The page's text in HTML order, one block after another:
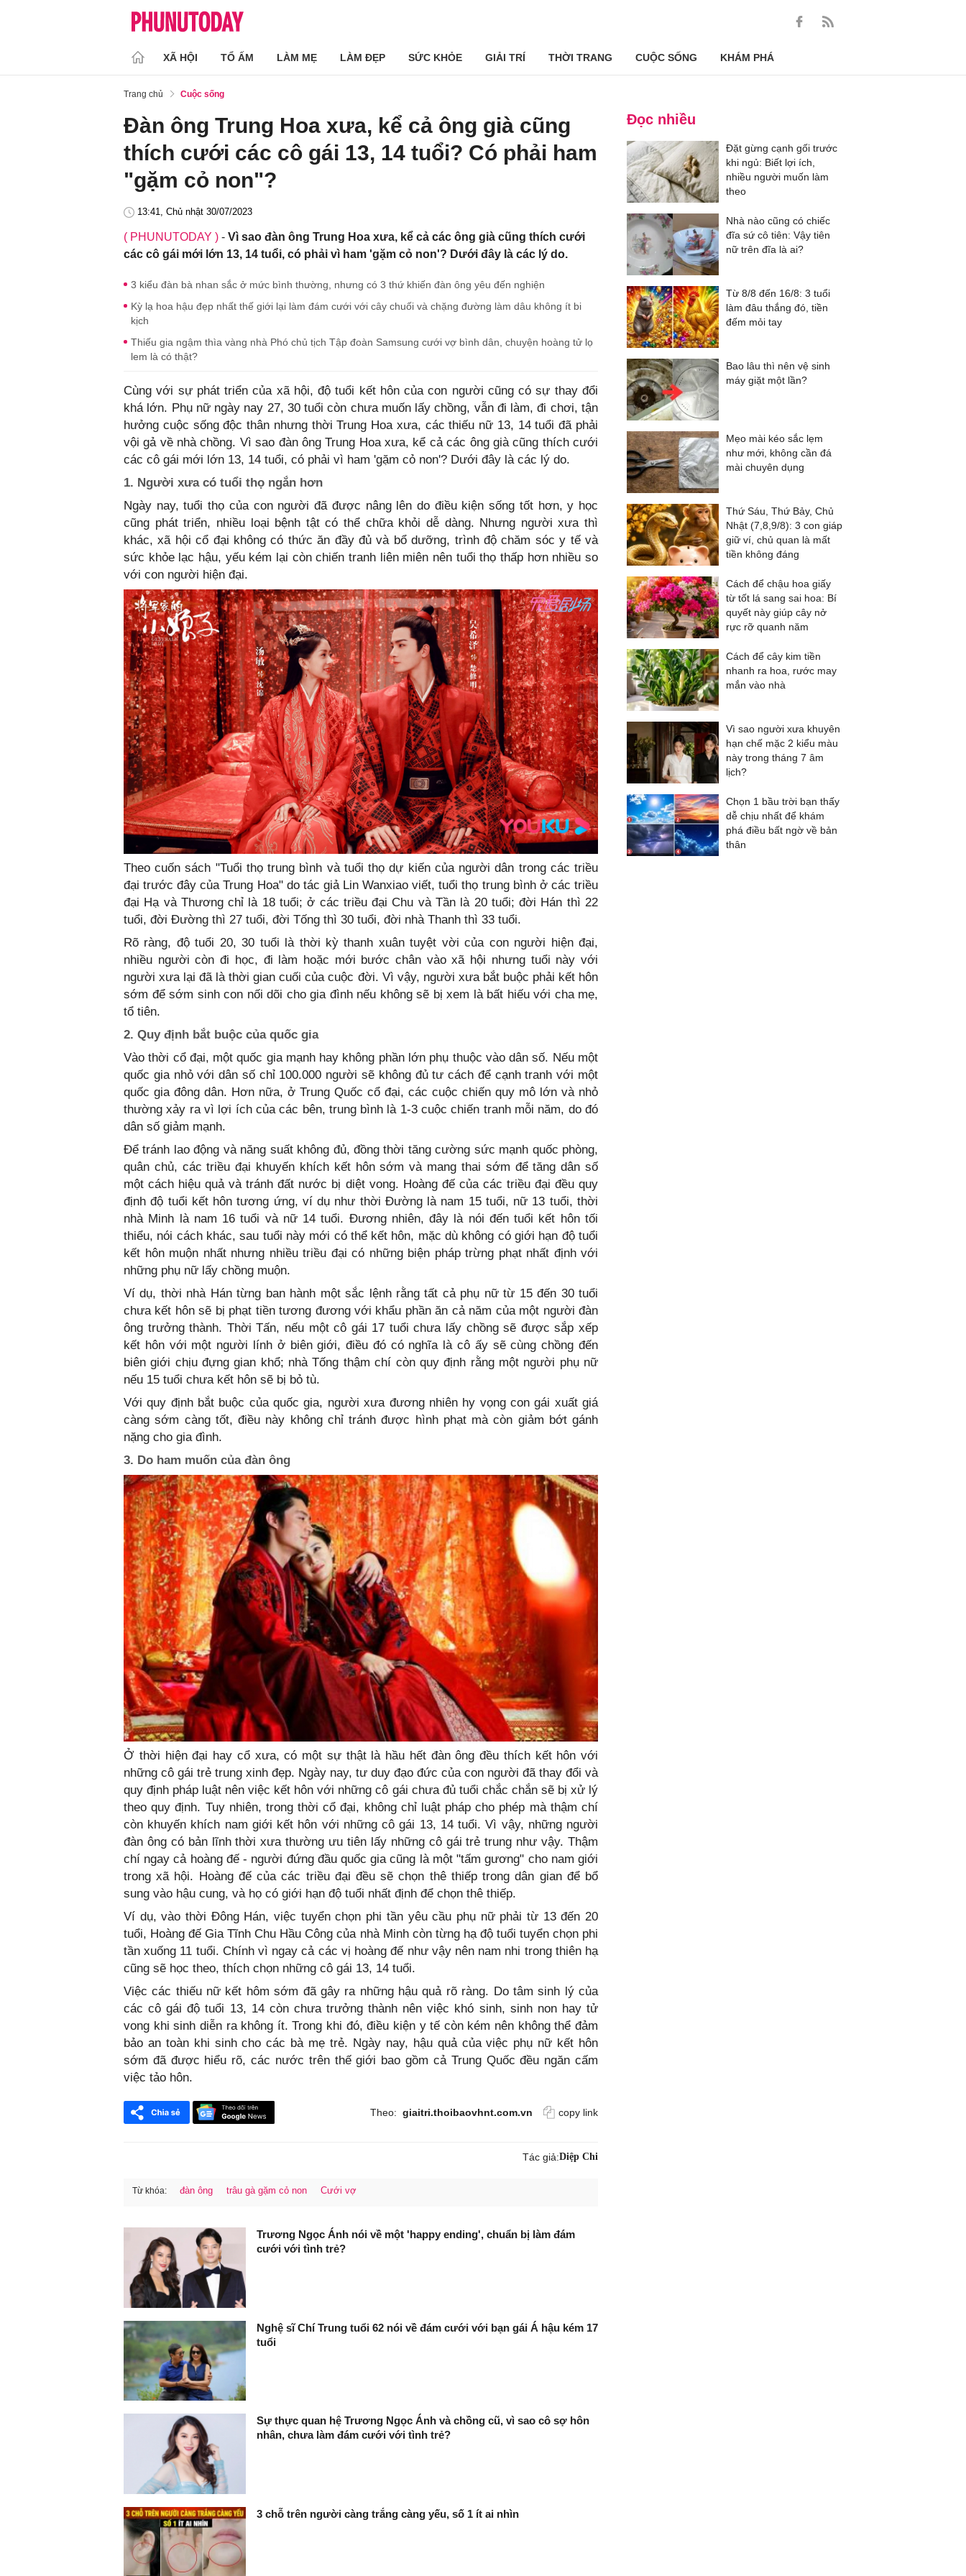
XÃ HỘI TỔ ẤM LÀM MẸ LÀM ĐẸP SỨC KHỎE GIẢI TRÍ THỜI TRANG CUỘC SỐNG KHÁM PHÁ
Trang chủ Cuộc sống
Đàn ông Trung Hoa xưa, kể cả ông già cũng
thích cưới các cô gái 13, 14 tuổi? Có phải ham
"gặm cỏ non"?
13:41, Chủ nhật 30/07/2023
( PHUNUTODAY ) - Vì sao đàn ông Trung Hoa xưa, kể cả các ông già cũng thích cưới
các cô gái mới lớn 13, 14 tuổi, có phải vì ham 'gặm cỏ non'? Dưới đây là các lý do.
3 kiểu đàn bà nhan sắc ở mức bình thường, nhưng có 3 thứ khiến đàn ông yêu đến nghiện
Kỳ lạ hoa hậu đẹp nhất thế giới lại làm đám cưới với cây chuối và chặng đường làm dâu không ít bi
kịch
Thiếu gia ngậm thìa vàng nhà Phó chủ tịch Tập đoàn Samsung cưới vợ bình dân, chuyện hoàng tử lọ
lem là có thật?
Cùng với sự phát triển của xã hội, độ tuổi kết hôn của con người cũng có sự thay đổi
khá lớn. Phụ nữ ngày nay 27, 30 tuổi còn chưa muốn lấy chồng, vẫn đi làm, đi chơi, tận
hưởng cuộc sống độc thân nhưng thời Trung Hoa xưa, các thiếu nữ 13, 14 tuổi đã phải
vội gả về nhà chồng. Vì sao đàn ông Trung Hoa xưa, kể cả các ông già cũng thích cưới
các cô gái mới lớn 13, 14 tuổi, có phải vì ham 'gặm cỏ non'? Dưới đây là các lý do.
1. Người xưa có tuổi thọ ngắn hơn
Ngày nay, tuổi thọ của con người đã được nâng lên do điều kiện sống tốt hơn, y học
cũng phát triển, nhiều loại bệnh tật có thể chữa khỏi dễ dàng. Nhưng người xưa thì
khác, xã hội cổ đại không có thức ăn đầy đủ và bổ dưỡng, trình độ chăm sóc y tế và
sức khỏe lạc hậu, yếu kém lại còn chiến tranh liên miên nên tuổi thọ thấp hơn nhiều so
với con người hiện đại.
Theo cuốn sách "Tuổi thọ trung bình và tuổi thọ dự kiến của người dân trong các triều
đại trước đây của Trung Hoa" do tác giả Lin Wanxiao viết, tuổi thọ trung bình ở các triều
đại Hạ và Thương chỉ là 18 tuổi; ở các triều đại Chu và Tần là 20 tuổi; đời Hán thì 22
tuổi, đời Đường thì 27 tuổi, đời Tống thì 30 tuổi, đời nhà Thanh thì 33 tuổi.
Rõ ràng, độ tuổi 20, 30 tuổi là thời kỳ thanh xuân tuyệt vời của con người hiện đại,
nhiều người còn đi học, đi làm hoặc mới bước chân vào xã hội nhưng tuổi này với
người xưa lại đã là thời gian cuối của cuộc đời. Vì vậy, người xưa bắt buộc phải kết hôn
sớm để sớm sinh con nối dõi cho gia đình nếu không sẽ bị xem là bất hiếu với cha mẹ,
tổ tiên.
2. Quy định bắt buộc của quốc gia
Vào thời cổ đại, một quốc gia mạnh hay không phần lớn phụ thuộc vào dân số. Nếu một
quốc gia nhỏ với dân số chỉ 100.000 người sẽ không đủ tư cách để cạnh tranh với một
quốc gia đông dân. Hơn nữa, ở Trung Quốc cổ đại, các cuộc chiến quy mô lớn và nhỏ
thường xảy ra vì lợi ích của các bên, trung bình là 1-3 cuộc chiến tranh mỗi năm, do đó
dân số giảm mạnh.
Để tránh lao động và năng suất không đủ, đồng thời tăng cường sức mạnh quốc phòng,
quân chủ, các triều đại khuyến khích kết hôn sớm và mang thai sớm để tăng dân số
một cách hiệu quả và tránh đất nước bị diệt vong. Hoàng đế của các triều đại đều quy
định độ tuổi kết hôn tương ứng, ví dụ như thời Đường là nam 15 tuổi, nữ 13 tuổi, thời
nhà Minh là nam 16 tuổi và nữ 14 tuổi. Đương nhiên, đây là nói đến tuổi kết hôn tối
thiểu, nói cách khác, sau tuổi này mới có thể kết hôn, mặc dù không có giới hạn độ tuổi
kết hôn muộn nhất nhưng nhiều triều đại có những biện pháp trừng phạt nhất định với
những phụ nữ lấy chồng muộn.
Ví dụ, thời nhà Hán từng ban hành một sắc lệnh rằng tất cả phụ nữ từ 15 đến 30 tuổi
chưa kết hôn sẽ bị phạt tiền tương đương với khẩu phần ăn cả năm của một người đàn
ông trưởng thành. Thời Tấn, nếu một cô gái 17 tuổi chưa lấy chồng sẽ được sắp xếp
kết hôn với một người lính ở biên giới, điều đó có nghĩa là cô ấy sẽ cùng chồng đến
biên giới chịu đựng gian khổ; nhà Tống thậm chí còn quy định rằng một người phụ nữ
nếu 15 tuổi chưa kết hôn sẽ bị bỏ tù.
Với quy định bắt buộc của quốc gia, người xưa đương nhiên hy vọng con gái xuất giá
càng sớm càng tốt, điều này không chỉ tránh được hình phạt mà còn giảm bớt gánh
nặng cho gia đình.
3. Do ham muốn của đàn ông
Ở thời hiện đại hay cổ xưa, có một sự thật là hầu hết đàn ông đều thích kết hôn với
những cô gái trẻ trung xinh đẹp. Ngày nay, tư duy đạo đức của con người đã thay đổi và
quy định pháp luật nên việc kết hôn với những cô gái chưa đủ tuổi chắc chắn sẽ bị xử lý
theo quy định. Tuy nhiên, trong thời cổ đại, không chỉ luật pháp cho phép mà thậm chí
còn khuyến khích nam giới kết hôn với những cô gái 13, 14 tuổi. Vì vậy, những người
đàn ông có bản lĩnh thời xưa thường ưu tiên lấy những cô gái trẻ trung như vậy. Thậm
chí ngay cả hoàng đế - người đứng đầu quốc gia cũng là một "tấm gương" cho nam giới
trong xã hội. Hoàng đế của các triều đại đều sẽ chọn thê thiếp trong dân gian để bổ
sung vào hậu cung, và họ có giới hạn độ tuổi nhất định để chọn thê thiếp.
Ví dụ, vào thời Đông Hán, việc tuyển chọn phi tần yêu cầu phụ nữ phải từ 13 đến 20
tuổi, Hoàng đế Gia Tĩnh Chu Hầu Công của nhà Minh còn từng hạ độ tuổi tuyển chọn phi
tần xuống 11 tuổi. Chính vì ngay cả các vị hoàng đế như vậy nên nam nhi trong thiên hạ
cũng sẽ học theo, thích chọn những cô gái 13, 14 tuổi.
Việc các thiếu nữ kết hôm sớm đã gây ra những hậu quả rõ ràng. Do tâm sinh lý của
các cô gái độ tuổi 13, 14 còn chưa trưởng thành nên việc khó sinh, sinh non hay tử
vong khi sinh diễn ra không ít. Trong khi đó, điều kiện y tế còn kém nên không thể đảm
bảo an toàn khi sinh cho các bà mẹ trẻ. Ngày nay, hậu quả của việc phụ nữ kết hôn
sớm đã được hiểu rõ, các nước trên thế giới bao gồm cả Trung Quốc đều ngăn cấm
việc tảo hôn.
Theo: giaitri.thoibaovhnt.com.vn copy link
Tác giả:Diệp Chi
Từ khóa: đàn ông trâu gà gặm cỏ non Cưới vợ
Trương Ngọc Ánh nói về một 'happy ending', chuẩn bị làm đám
cưới với tình trẻ?
Nghệ sĩ Chí Trung tuổi 62 nói về đám cưới với bạn gái Á hậu kém 17
tuổi
Sự thực quan hệ Trương Ngọc Ánh và chồng cũ, vì sao cô sợ hôn
nhân, chưa làm đám cưới với tình trẻ?
3 chỗ trên người càng trắng càng yếu, số 1 ít ai nhìn
Đọc nhiều
Đặt gừng cạnh gối trước
khi ngủ: Biết lợi ích,
nhiều người muốn làm
theo
Nhà nào cũng có chiếc
đĩa sứ cô tiên: Vậy tiên
nữ trên đĩa là ai?
Từ 8/8 đến 16/8: 3 tuổi
làm đâu thắng đó, tiền
đếm mỏi tay
Bao lâu thì nên vệ sinh
máy giặt một lần?
Mẹo mài kéo sắc lẹm
như mới, không cần đá
mài chuyên dụng
Thứ Sáu, Thứ Bảy, Chủ
Nhật (7,8,9/8): 3 con giáp
giữ ví, chủ quan là mất
tiền không đáng
Cách để chậu hoa giấy
từ tốt lá sang sai hoa: Bí
quyết này giúp cây nở
rực rỡ quanh năm
Cách để cây kim tiền
nhanh ra hoa, rước may
mắn vào nhà
Vì sao người xưa khuyên
hạn chế mặc 2 kiểu màu
này trong tháng 7 âm
lịch?
Chọn 1 bầu trời bạn thấy
dễ chịu nhất để khám
phá điều bất ngờ về bản
thân